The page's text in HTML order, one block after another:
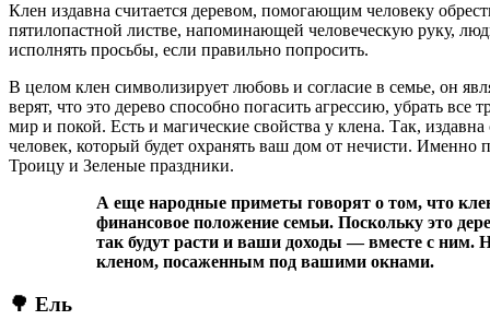
Клен издавна считается деревом, помогающим человеку
пятилопастной листве, напоминающей человеческую руку,
исполнять просьбы, если правильно попросить.
В целом клен символизирует любовь и согласие в семье, он
верят, что это дерево способно погасить агрессию, убрать все
мир и покой. Есть и магические свойства у клена. Так,
человек, который будет охранять ваш дом от нечисти.
Троицу и Зеленые праздники.
А еще народные приметы говорят о том, что клен способен значительно улучшить
финансовое положение семьи. Поскольку это
так будут расти и ваши доходы — вместе с ним.
кленом, посаженным под вашими окнами.
🌳 Ель